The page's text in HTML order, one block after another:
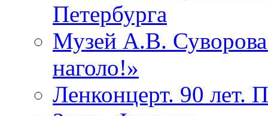
Петербурга
Музей А.В.
наголо!»
Ленконцерт. 90 лет.